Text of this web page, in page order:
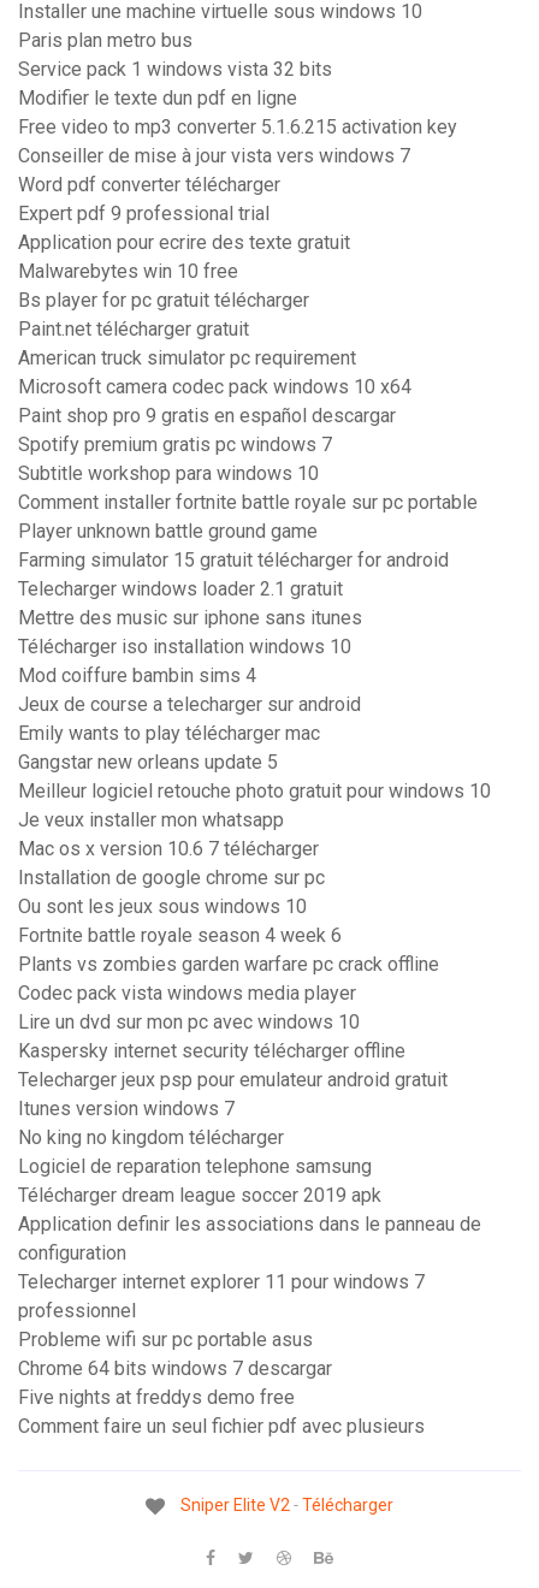
Installer une machine virtuelle sous windows 10
Paris plan metro bus
Service pack 1 windows vista 32 bits
Modifier le texte dun pdf en ligne
Free video to mp3 converter 5.1.6.215 activation key
Conseiller de mise à jour vista vers windows 7
Word pdf converter télécharger
Expert pdf 9 professional trial
Application pour ecrire des texte gratuit
Malwarebytes win 10 free
Bs player for pc gratuit télécharger
Paint.net télécharger gratuit
American truck simulator pc requirement
Microsoft camera codec pack windows 10 x64
Paint shop pro 9 gratis en español descargar
Spotify premium gratis pc windows 7
Subtitle workshop para windows 10
Comment installer fortnite battle royale sur pc portable
Player unknown battle ground game
Farming simulator 15 gratuit télécharger for android
Telecharger windows loader 2.1 gratuit
Mettre des music sur iphone sans itunes
Télécharger iso installation windows 10
Mod coiffure bambin sims 4
Jeux de course a telecharger sur android
Emily wants to play télécharger mac
Gangstar new orleans update 5
Meilleur logiciel retouche photo gratuit pour windows 10
Je veux installer mon whatsapp
Mac os x version 10.6 7 télécharger
Installation de google chrome sur pc
Ou sont les jeux sous windows 10
Fortnite battle royale season 4 week 6
Plants vs zombies garden warfare pc crack offline
Codec pack vista windows media player
Lire un dvd sur mon pc avec windows 10
Kaspersky internet security télécharger offline
Telecharger jeux psp pour emulateur android gratuit
Itunes version windows 7
No king no kingdom télécharger
Logiciel de reparation telephone samsung
Télécharger dream league soccer 2019 apk
Application definir les associations dans le panneau de
configuration
Telecharger internet explorer 11 pour windows 7
professionnel
Probleme wifi sur pc portable asus
Chrome 64 bits windows 7 descargar
Five nights at freddys demo free
Comment faire un seul fichier pdf avec plusieurs
Sniper Elite V2-Télécharger